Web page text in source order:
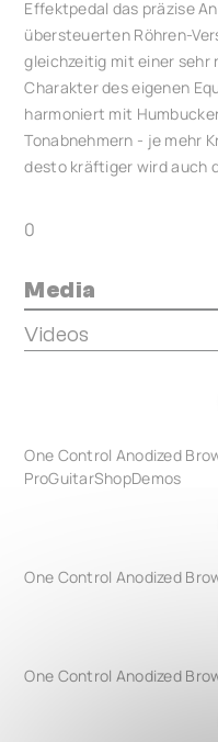
Effektpedal das präzise
übersteuerten Röhren-
gleichzeitig mit einer sehr
Charakter des eigenen
harmoniert mit
Tonabnehmern - je mehr
desto kräftiger wird auch
0
Media
Videos
One Control Anodized
ProGuitarShopDemos
One Control Anodized
One Control Anodized